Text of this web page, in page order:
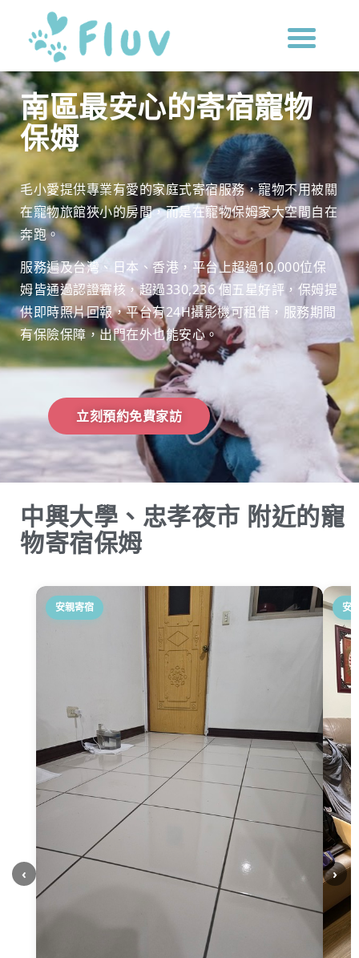
南區最安心的寄宿寵物
保姆
毛小愛提供專業有愛的家庭式寄宿服務，寵物不用被關
在寵物旅館狹小的房間，而是在寵物保姆家大空間自在
奔跑。
服務遍及台灣、日本、香港，平台上超過10,000位保
姆皆通過認證審核，超過330,236 個五星好評，保姆提
供即時照片回報，平台有24H攝影機可租借，服務期間
有保險保障，出門在外也能安心。
立刻預約免費家訪
中興大學、忠孝夜市 附近的寵
物寄宿保姆
安親寄宿 安
‹ ›